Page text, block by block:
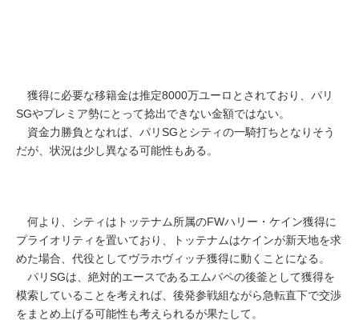
獲得に必要な移籍金は推定8000万ユーロとされており、パリ
SGやプレミア勢にとって捻出できない金額ではない。
資金力勝負となれば、パリSGとシティの一騎打ちとなりそう
だが、状況は少し異なる可能性もある。
何より、シティはトッテナム所属のFWハリー・ケイン獲得に
プライオリティを置いており、トッテナムはケインが新天地を求
めた場合、代役としてヴラホヴィッチ獲得に動くことになる。
パリSGは、絶対的エースであるエムバペの後釜として獲得を
模索していることを考えれば、後発参戦組ながら急転直下で交渉
をまとめ上げる可能性も考えられるが果たして。